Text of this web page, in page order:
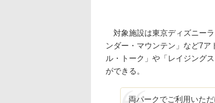
対象施設は東京ディズニー
ンダー・マウンテン」など7ア
ル・トーク」や「レイジング
ができる。
両パークでご利用いた